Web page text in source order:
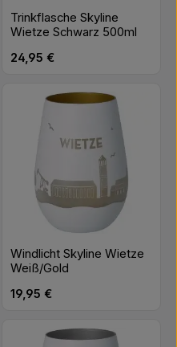
Trinkflasche Skyline
Wietze Schwarz 500ml
Regulärer Preis:
24,95 €
Windlicht Skyline Wietze
Weiß/Gold
Regulärer Preis:
19,95 €